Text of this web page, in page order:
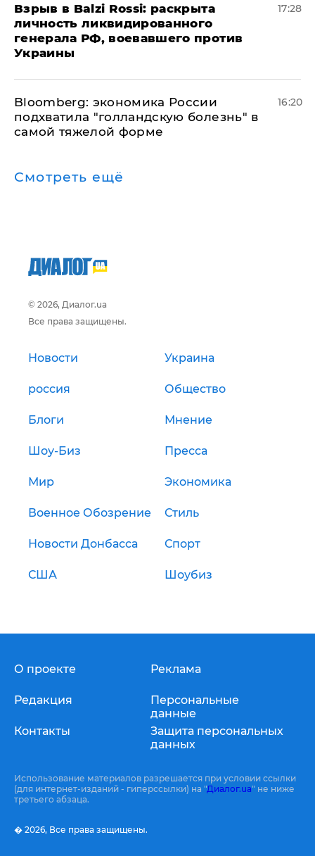
​Взрыв в Balzi Rossi: раскрыта
личность ликвидированного
генерала РФ, воевавшего против
Украины
17:28
Bloomberg: экономика России
подхватила "голландскую болезнь" в
самой тяжелой форме
16:20
Смотреть ещё
© 2026, Диалог.ua
Все права защищены.
Новости Украина
россия Общество
Блоги Мнение
Шоу-Биз Пресса
Мир Экономика
Военное Обозрение Стиль
Новости Донбасса Спорт
США Шоубиз
О проекте
Редакция
Контакты
Реклама
Персональные
данные
Защита персональных
данных
Использование материалов разрешается при условии ссылки
(для интернет-изданий - гиперссылки) на "Диалог.ua" не ниже
третьего абзаца.
� 2026, Все права защищены.